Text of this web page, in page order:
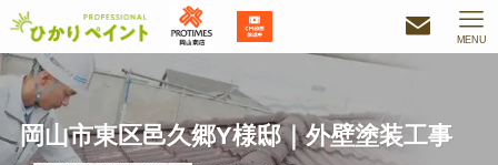
MENU
岡山市東区邑久郷Y様邸｜外壁塗装工事